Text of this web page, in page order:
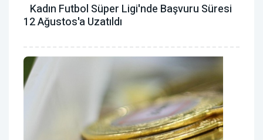
Kadın Futbol Süper Ligi'nde Başvuru Süresi
12 Ağustos'a Uzatıldı